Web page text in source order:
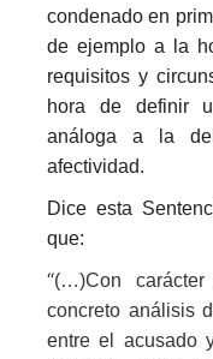
condenado en
de ejemplo a la
requisitos y
hora de definir
análoga a la
afectividad.
Dice esta
que:
“(…)Con
concreto análisis
entre el acusado